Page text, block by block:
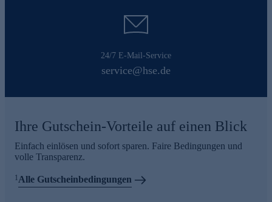
24/7 E-Mail-Service
service@hse.de
Ihre Gutschein-Vorteile auf einen Blick
Einfach einlösen und sofort sparen. Faire Bedingungen und
volle Transparenz.
1 Alle Gutscheinbedingungen